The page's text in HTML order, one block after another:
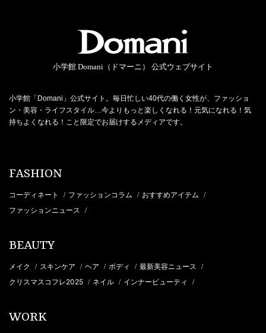
小学館 Domani（ドマーニ） 公式ウェブサイト
小学館「Domani」公式サイト。毎日忙しい40代の働く女性が、ファッショ
ン・美容・ライフスタイル…今よりもっと楽しくなれる！元気になれる！気
持ちよくなれる！こと限定でお届けするメディアです。
FASHION
コーディネート / ファッションコラム / おすすめアイテム /
ファッションニュース /
BEAUTY
メイク / スキンケア / ヘア / ボディ / 最新美容ニュース /
クリスマスコフレ2025 / ネイル / インナービューティ /
WORK